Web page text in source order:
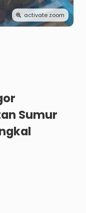
activate zoom
Sumur